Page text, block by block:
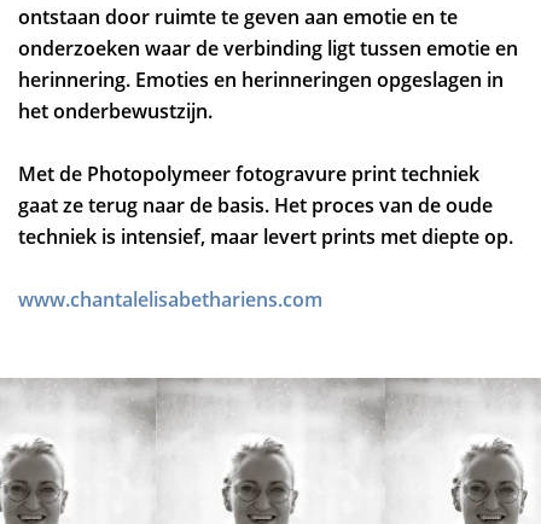
ontstaan ​​door ruimte te geven aan emotie en te
onderzoeken waar de verbinding ligt tussen emotie en
herinnering. Emoties en herinneringen opgeslagen in
het onderbewustzijn.
Met de Photopolymeer fotogravure print techniek
gaat ze terug naar de basis. Het proces van de oude
techniek is intensief, maar levert prints met diepte op.
www.chantalelisabethariens.com
Skip